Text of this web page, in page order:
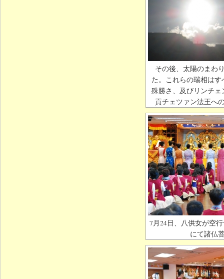
その後、太陽のまわ
た。これらの瑞相は
殊勝さ、及びリンチ
貢チェツァン法王へ
7月24日、八供女が空
にて諸仏